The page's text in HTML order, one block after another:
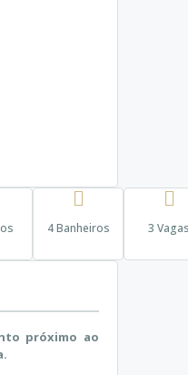
4 Banheiros 3
próximo ao